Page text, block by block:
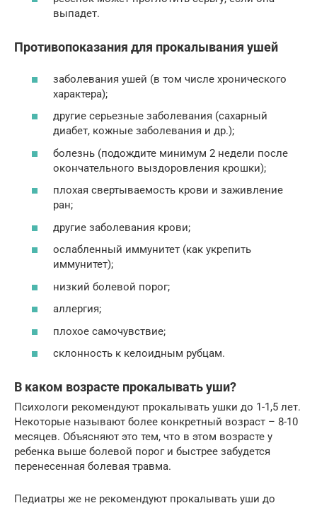
выпадет.
Противопоказания для прокалывания ушей
заболевания ушей (в том числе хронического
характера);
другие серьезные заболевания (сахарный
диабет, кожные заболевания и др.);
болезнь (подождите минимум 2 недели после
окончательного выздоровления крошки);
плохая свертываемость крови и заживление
ран;
другие заболевания крови;
ослабленный иммунитет (как укрепить
иммунитет);
низкий болевой порог;
аллергия;
плохое самочувствие;
склонность к келоидным рубцам.
В каком возрасте прокалывать уши?
Психологи рекомендуют прокалывать ушки до 1-1,5 лет.
Некоторые называют более конкретный возраст – 8-10
месяцев. Объясняют это тем, что в этом возрасте у
ребенка выше болевой порог и быстрее забудется
перенесенная болевая травма.
Педиатры же не рекомендуют прокалывать уши до